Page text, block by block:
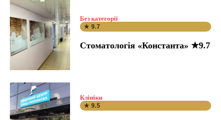
Без категорії
★ 9.7
Стоматологія «Константа» ★9.7
Клініки
★ 9.5